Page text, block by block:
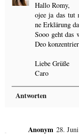
Hallo Romy,
ojee ja das tut
ne Erklärung
Sooo geht das
Deo
Liebe Grüße
Caro
Antworten
Anonym 28.